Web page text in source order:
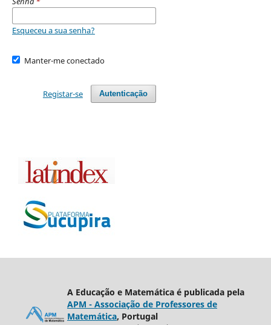
Esqueceu a sua senha?
Manter-me conectado
Autenticação
Registar-se
A Educação e Matemática é publicada pela
APM - Associação de Professores de
Matemática, Portugal